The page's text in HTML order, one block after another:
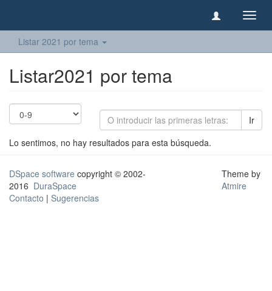
Listar 2021 por tema
Listar2021 por tema
Ir
Lo sentimos, no hay resultados para esta búsqueda.
DSpace software copyright © 2002-
2016 DuraSpace
Contacto | Sugerencias
Theme by
Atmire